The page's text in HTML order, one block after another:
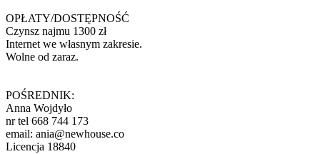
OPŁATY/DOSTĘPNOŚĆ
Czynsz najmu 1300 zł
Internet we własnym zakresie.
Wolne od zaraz.
POŚREDNIK:
Anna Wojdyło
nr tel 668 744 173
email: ania@newhouse.co
Licencja 18840